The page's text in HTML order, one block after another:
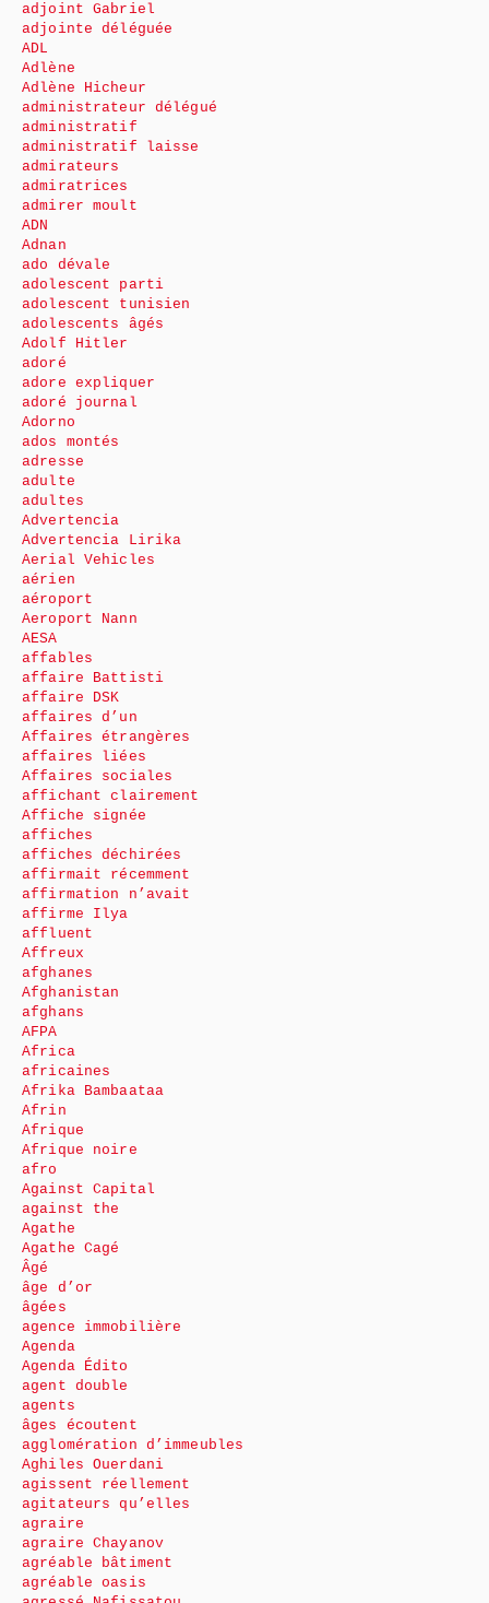
adjoint Gabriel
adjointe déléguée
ADL
Adlène
Adlène Hicheur
administrateur délégué
administratif
administratif laisse
admirateurs
admiratrices
admirer moult
ADN
Adnan
ado dévale
adolescent parti
adolescent tunisien
adolescents âgés
Adolf Hitler
adoré
adore expliquer
adoré journal
Adorno
ados montés
adresse
adulte
adultes
Advertencia
Advertencia Lirika
Aerial Vehicles
aérien
aéroport
Aeroport Nann
AESA
affables
affaire Battisti
affaire DSK
affaires d’un
Affaires étrangères
affaires liées
Affaires sociales
affichant clairement
Affiche signée
affiches
affiches déchirées
affirmait récemment
affirmation n’avait
affirme Ilya
affluent
Affreux
afghanes
Afghanistan
afghans
AFPA
Africa
africaines
Afrika Bambaataa
Afrin
Afrique
Afrique noire
afro
Against Capital
against the
Agathe
Agathe Cagé
Âgé
âge d’or
âgées
agence immobilière
Agenda
Agenda Édito
agent double
agents
âges écoutent
agglomération d’immeubles
Aghiles Ouerdani
agissent réellement
agitateurs qu’elles
agraire
agraire Chayanov
agréable bâtiment
agréable oasis